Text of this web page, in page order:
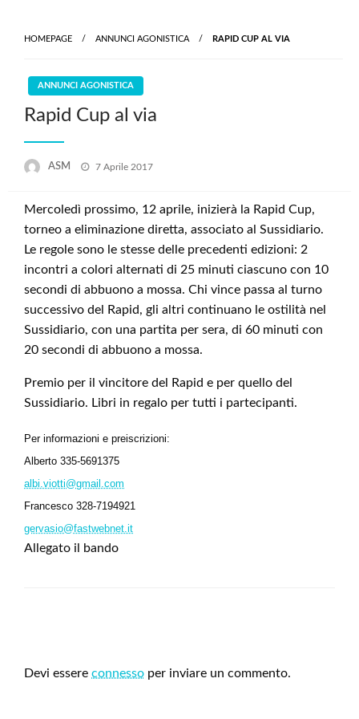
HOMEPAGE ANNUNCI AGONISTICA RAPID CUP AL VIA
ANNUNCI AGONISTICA
Rapid Cup al via
ASM
Posted
7 Aprile 2017
Mercoledì prossimo, 12 aprile, inizierà la Rapid Cup,
torneo a eliminazione diretta, associato al Sussidiario.
Le regole sono le stesse delle precedenti edizioni: 2
incontri a colori alternati di 25 minuti ciascuno con 10
secondi di abbuono a mossa. Chi vince passa al turno
successivo del Rapid, gli altri continuano le ostilità nel
Sussidiario, con una partita per sera, di 60 minuti con
20 secondi di abbuono a mossa.
Premio per il vincitore del Rapid e per quello del
Sussidiario. Libri in regalo per tutti i partecipanti.
Per informazioni e preiscrizioni:
Alberto 335-5691375
albi.viotti@gmail.com
Francesco 328-7194921
gervasio@fastwebnet.it
Allegato il bando
Devi essere connesso per inviare un commento.